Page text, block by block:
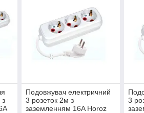
з
Подовжувач електричний
3 розеток 2м з
заземленням 16A Horoz
3